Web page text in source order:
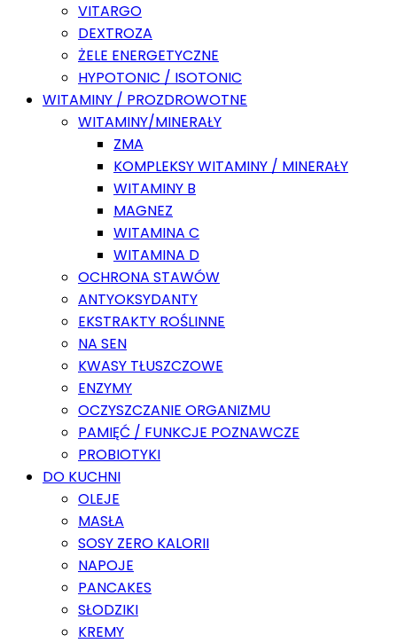
VITARGO
DEXTROZA
ŻELE ENERGETYCZNE
HYPOTONIC / ISOTONIC
WITAMINY / PROZDROWOTNE
WITAMINY/MINERAŁY
ZMA
KOMPLEKSY WITAMINY / MINERAŁY
WITAMINY B
MAGNEZ
WITAMINA C
WITAMINA D
OCHRONA STAWÓW
ANTYOKSYDANTY
EKSTRAKTY ROŚLINNE
NA SEN
KWASY TŁUSZCZOWE
ENZYMY
OCZYSZCZANIE ORGANIZMU
PAMIĘĆ / FUNKCJE POZNAWCZE
PROBIOTYKI
DO KUCHNI
OLEJE
MASŁA
SOSY ZERO KALORII
NAPOJE
PANCAKES
SŁODZIKI
KREMY